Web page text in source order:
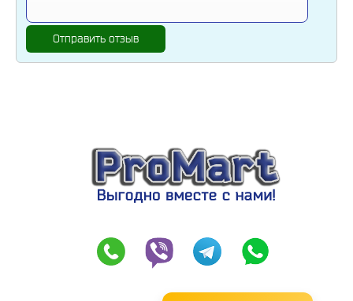
Отправить отзыв